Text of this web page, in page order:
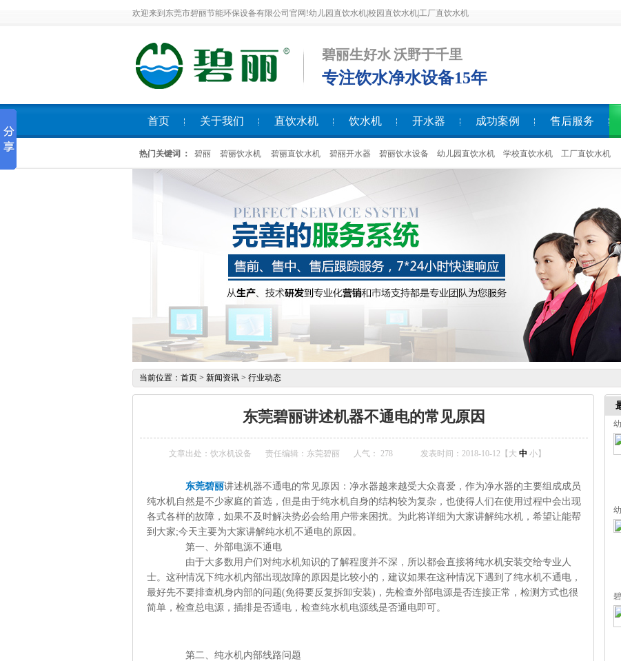
欢迎来到东莞市碧丽节能环保设备有限公司官网!幼儿园直饮水机|校园直饮水机|工厂直饮水机
碧丽生好水 沃野于千里
专注饮水净水设备15年
首页 关于我们 直饮水机 饮水机 开水器 成功案例 售后服务
热门关键词 ： 碧丽 碧丽饮水机 碧丽直饮水机 碧丽开水器 碧丽饮水设备 幼儿园直饮水机 学校直饮水机 工厂直饮水机
当前位置： 首页 > 新闻资讯 > 行业动态
东莞碧丽讲述机器不通电的常见原因
文章出处：饮水机设备 责任编辑：东莞碧丽 人气： 278 发表时间：2018-10-12【 大 中 小】
东莞碧丽讲述机器不通电的常见原因：净水器越来越受大众喜爱，作为净水器的主要组成成员
纯水机自然是不少家庭的首选，但是由于纯水机自身的结构较为复杂，也使得人们在使用过程中会出现
各式各样的故障，如果不及时解决势必会给用户带来困扰。为此将详细为大家讲解纯水机，希望让能帮
到大家;今天主要为大家讲解纯水机不通电的原因。
第一、外部电源不通电
由于大多数用户们对纯水机知识的了解程度并不深，所以都会直接将纯水机安装交给专业人
士。这种情况下纯水机内部出现故障的原因是比较小的，建议如果在这种情况下遇到了纯水机不通电，
最好先不要排查机身内部的问题(免得要反复拆卸安装)，先检查外部电源是否连接正常，检测方式也很
简单，检查总电源，插排是否通电，检查纯水机电源线是否通电即可。
第二、纯水机内部线路问题